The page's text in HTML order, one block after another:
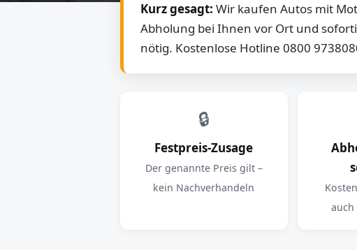
Kurz gesagt: Wir kaufen Autos mit
Abholung bei Ihnen vor Ort und
nötig. Kostenlose Hotline 0800
🔒
Festpreis-Zusage
Der genannte Preis gilt –
kein Nachverhandeln